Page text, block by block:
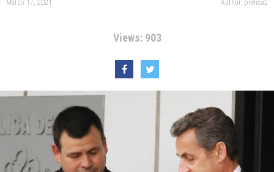
Marzo 17, 2021 Author: prensa2
Views: 903